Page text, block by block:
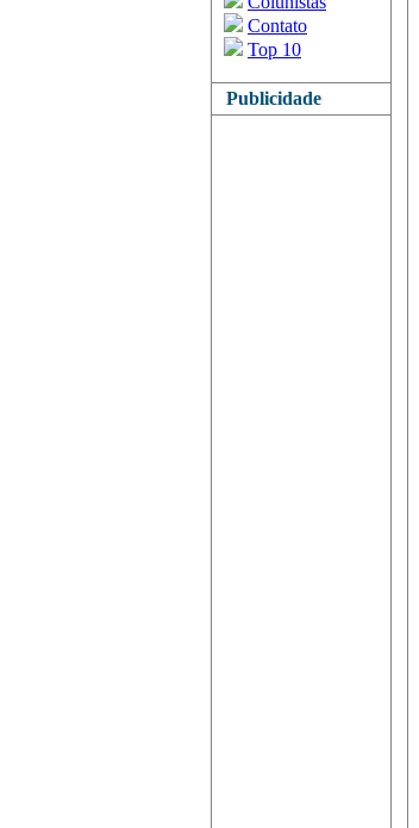
Contato
Top 10
Publicidade